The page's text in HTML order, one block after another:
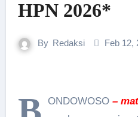
HPN 2026*
By Redaksi Feb 12,
ONDOWOSO–